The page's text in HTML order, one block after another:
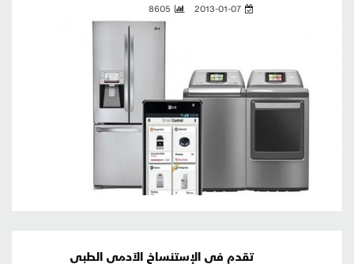
2013-01-07
8605
تقدم في الإستنساخ الآدمي الطبي